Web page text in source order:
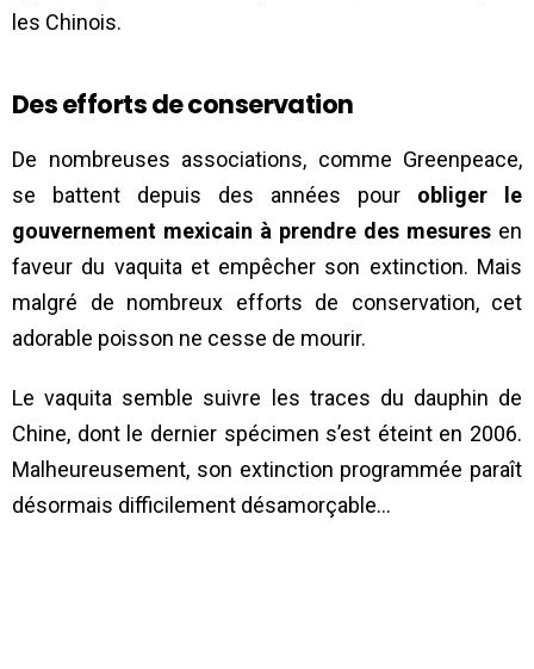
les Chinois.
Des efforts de conservation
De nombreuses associations, comme Greenpeace,
se battent depuis des années pour obliger le
gouvernement mexicain à prendre des mesures en
faveur du vaquita et empêcher son extinction. Mais
malgré de nombreux efforts de conservation, cet
adorable poisson ne cesse de mourir.
Le vaquita semble suivre les traces du dauphin de
Chine, dont le dernier spécimen s’est éteint en 2006.
Malheureusement, son extinction programmée paraît
désormais difficilement désamorçable…